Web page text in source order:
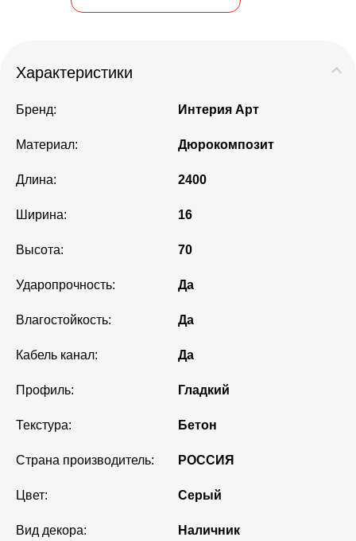
Характеристики
Бренд: Интерия Арт
Материал: Дюрокомпозит
Длина: 2400
Ширина: 16
Высота: 70
Ударопрочность: Да
Влагостойкость: Да
Кабель канал: Да
Профиль: Гладкий
Текстура: Бетон
Страна производитель: РОССИЯ
Цвет: Серый
Вид декора: Наличник